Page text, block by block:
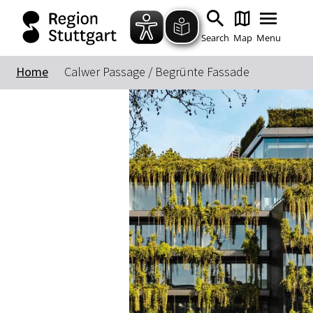
Search Map Menu
Home Calwer Passage / Begrünte Fassade